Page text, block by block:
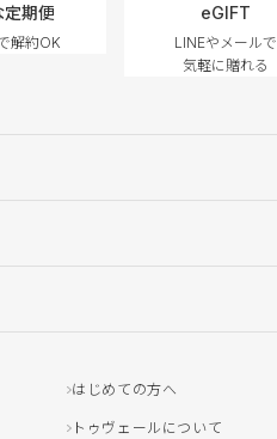
定期便
解約OK
eGIFT
LINEやメールで
気軽に贈れる
はじめての方へ
トゥヴェールについて